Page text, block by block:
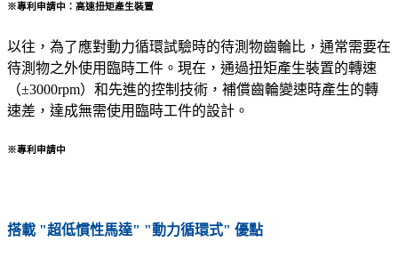
※專利申請中：高速扭矩產生裝置
以往，為了應對動力循環試驗時的待測物齒輪比，通常需要在
待測物之外使用臨時工件。現在，通過扭矩產生裝置的轉速
（±3000rpm）和先進的控制技術，補償齒輪變速時產生的轉
速差，達成無需使用臨時工件的設計。
※專利申請中
搭載 "超低慣性馬達" "動力循環式" 優點